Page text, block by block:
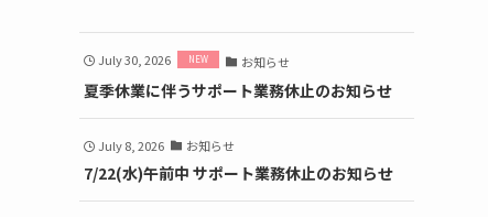
July 30, 2026 お知らせ
夏季休業に伴うサポート業務休止のお知らせ
July 8, 2026 お知らせ
7/22(水)午前中 サポート業務休止のお知らせ